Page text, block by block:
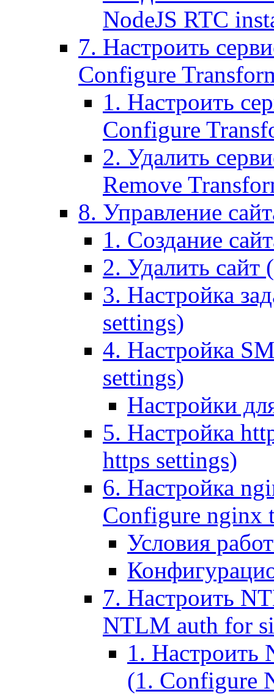
NodeJS RTC
7. Настроить
Configure
1. Настроить
Configure
2. Удалить
Remove
8. Управление
1. Создание
2. Удалить сайт
3. Настройка
settings)
4. Настройка
settings)
Настройки
5. Настройка
https settings)
6. Настройка
Configure nginx
Условия
7. Настроить
NTLM auth for
1. Настроить
(1. Configure